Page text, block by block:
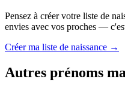
Pensez à créer votre liste de
envies avec vos proches —
Créer ma liste de naissance →
Autres prénoms